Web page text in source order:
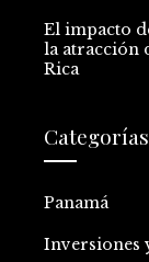
El impacto
la atracción
Rica
Categorías
Panamá
Inversiones